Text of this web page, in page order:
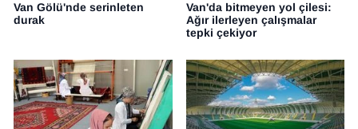
Van Gölü'nde serinleten
durak
Van'da bitmeyen yol çilesi:
Ağır ilerleyen çalışmalar
tepki çekiyor